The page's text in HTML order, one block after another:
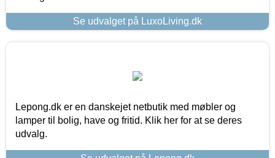
Se udvalget på LuxoLiving.dk
Lepong.dk er en danskejet netbutik med møbler og
lamper til bolig, have og fritid. Klik her for at se deres
udvalg.